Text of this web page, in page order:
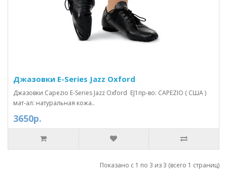
Джазовки E-Series Jazz Oxford
Джазовки Capezio E-Series Jazz Oxford EJ1пр-во: CAPEZIO ( США )
мат-ал: натуральная кожа..
3650р.
Показано с 1 по 3 из 3 (всего 1 страниц)